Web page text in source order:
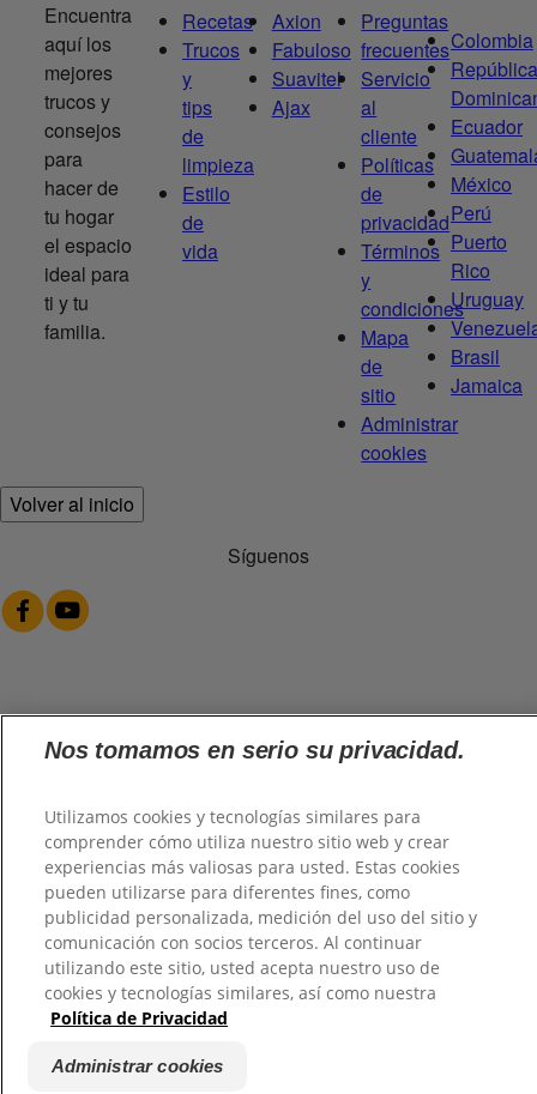
Encuentra
aquí los
mejores
trucos y
consejos
para
hacer de
tu hogar
el espacio
ideal para
ti y tu
familia.
Recetas
Trucos
y
tips
de
limpieza
Estilo
de
vida
Axion
Fabuloso
Suavitel
Ajax
Preguntas
frecuentes
Servicio
al
cliente
Políticas
de
privacidad
Términos
y
condiciones
Mapa
de
sitio
Administrar
cookies
Colombia
República
Ecuador
México
Perú
Puerto
Rico
Uruguay
Brasil
Jamaica
Volver al inicio
Síguenos
@2026 TuHogar. Todos los derechos reservados.
Nos tomamos en serio su privacidad.
Utilizamos cookies y tecnologías similares para
comprender cómo utiliza nuestro sitio web y crear
experiencias más valiosas para usted. Estas cookies
pueden utilizarse para diferentes fines, como
publicidad personalizada, medición del uso del sitio y
comunicación con socios terceros. Al continuar
utilizando este sitio, usted acepta nuestro uso de
cookies y tecnologías similares, así como nuestra
Política de Privacidad
Administrar cookies